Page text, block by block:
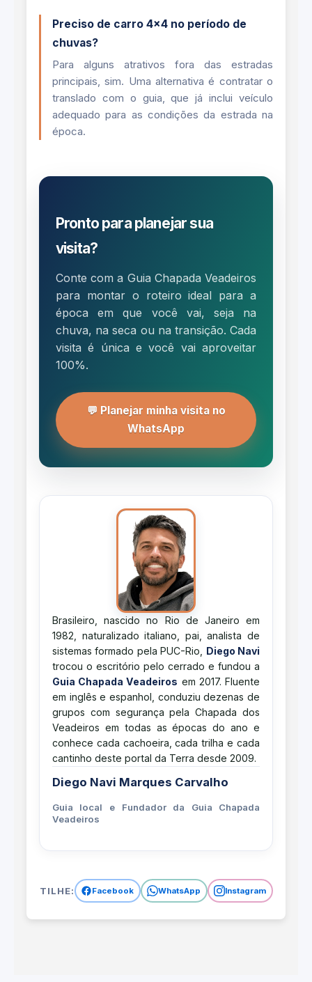
Preciso de carro 4x4 no período de
chuvas?
Para alguns atrativos fora das estradas
principais, sim. Uma alternativa é contratar o
translado com o guia, que já inclui veículo
adequado para as condições da estrada na
época.
Pronto para planejar sua
visita?
Conte com a Guia Chapada Veadeiros
para montar o roteiro ideal para a
época em que você vai, seja na
chuva, na seca ou na transição. Cada
visita é única e você vai aproveitar
100%.
💬 Planejar minha visita no
WhatsApp
Brasileiro, nascido no Rio de Janeiro em
1982, naturalizado italiano, pai, analista de
sistemas formado pela PUC-Rio, Diego Navi
trocou o escritório pelo cerrado e fundou a
Guia Chapada Veadeiros em 2017. Fluente
em inglês e espanhol, conduziu dezenas de
grupos com segurança pela Chapada dos
Veadeiros em todas as épocas do ano e
conhece cada cachoeira, cada trilha e cada
cantinho deste portal da Terra desde 2009.
Diego Navi Marques Carvalho
Guia local e Fundador da Guia Chapada
Veadeiros
Facebook WhatsApp Instagram